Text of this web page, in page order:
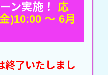
ン実施！
応
)10:00 ～ 6月
了いたしまし